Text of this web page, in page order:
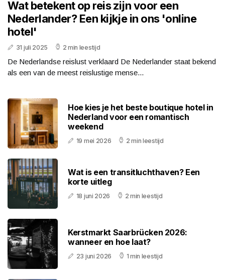
Wat betekent op reis zijn voor een
Nederlander? Een kijkje in ons 'online
hotel'
31 juli 2025 2 min leestijd
De Nederlandse reislust verklaard De Nederlander staat bekend
als een van de meest reislustige mense...
Hoe kies je het beste boutique hotel in
Nederland voor een romantisch
weekend
19 mei 2026 2 min leestijd
Wat is een transitluchthaven? Een
korte uitleg
18 juni 2026 2 min leestijd
Kerstmarkt Saarbrücken 2026:
wanneer en hoe laat?
23 juni 2026 1 min leestijd